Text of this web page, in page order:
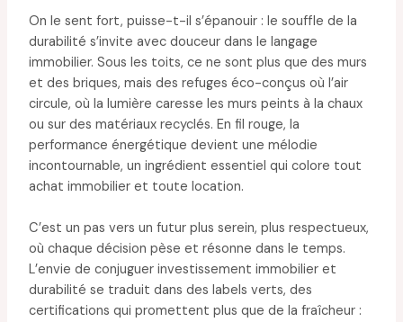
On le sent fort, puisse-t-il s’épanouir : le souffle de la
durabilité s’invite avec douceur dans le langage
immobilier. Sous les toits, ce ne sont plus que des murs
et des briques, mais des refuges éco-conçus où l’air
circule, où la lumière caresse les murs peints à la chaux
ou sur des matériaux recyclés. En fil rouge, la
performance énergétique devient une mélodie
incontournable, un ingrédient essentiel qui colore tout
achat immobilier et toute location.
C’est un pas vers un futur plus serein, plus respectueux,
où chaque décision pèse et résonne dans le temps.
L’envie de conjuguer investissement immobilier et
durabilité se traduit dans des labels verts, des
certifications qui promettent plus que de la fraîcheur :